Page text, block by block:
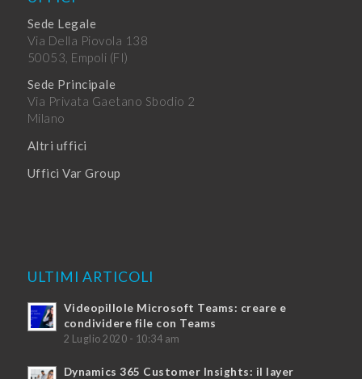
Sede Legale
Via Della Piovola 138
50053, Empoli (FI)
Sede Principale
Via Privata Gaetano Sbodio 2
Milano
Altri uffici
Uffici Var Group
ULTIMI ARTICOLI
Videopillole Microsoft Teams: creare e
condividere file con Teams
2 Luglio 2020 - 10:34 am
Dynamics 365 Customer Insights: il layer